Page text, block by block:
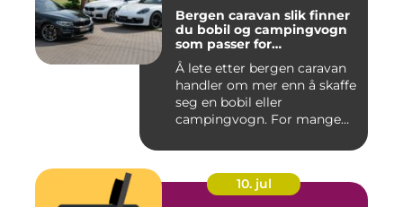
Bergen caravan slik finner
du bobil og campingvogn
som passer for
vestlandsværet
Å lete etter bergen caravan
handler om mer enn å skaffe
seg en bobil eller
campingvogn. For mange
10. jul